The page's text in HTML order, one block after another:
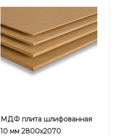
МДФ плита шлифованная
10 мм 2800х2070